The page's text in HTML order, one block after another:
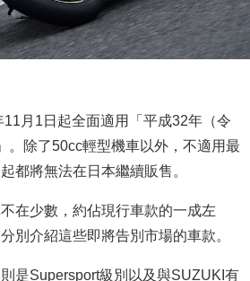
11月1日起全面適用「平成32年（令
。除了50cc輕型機車以外，不適用最
都將無法在日本繼續販售。
在少數，約佔現行車款的一成左
別介紹這些即將告別市場的車款。
是Supersport級別以及與SUZUKI有